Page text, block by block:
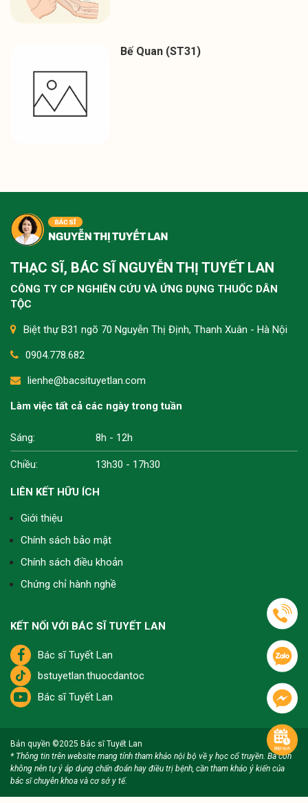
Bế Quan (ST31)
THẠC SĨ, BÁC SĨ NGUYỄN THỊ TUYẾT LAN
CÔNG TY CP NGHIÊN CỨU VÀ ỨNG DỤNG THUỐC DÂN
TỘC
Biệt thự B31 ngõ 70 Nguyễn Thị Định, Thanh Xuân - Hà Nội
0904.778.682
lienhe@bacsituyetlan.com
Làm việc tất cả các ngày trong tuần
Sáng: 8h - 12h
Chiều: 13h30 - 17h30
LIÊN KẾT HỮU ÍCH
Giới thiệu
Chính sách bảo mật
Chính sách điều khoản
Chứng chỉ hành nghề
KẾT NỐI VỚI BÁC SĨ TUYẾT LAN
Bác sĩ Tuyết Lan
bstuyetlan.thuocdantoc
Bác sĩ Tuyết Lan
Bản quyền ©2025 Bác sĩ Tuyết Lan
* Thông tin trên website mang tính tham khảo nội bộ về y học cổ truyền. Bà con
không nên tự ý áp dụng chẩn đoán hay điều trị bệnh, cần tham khảo ý kiến của
bác sĩ chuyên khoa và cơ sở y tế.